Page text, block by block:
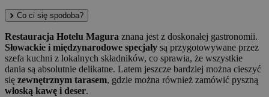
Co ci się spodoba?
Restauracja Hotelu Magura znana jest z doskonałej gastronomii.
Słowackie i międzynarodowe specjały są przygotowywane przez
szefa kuchni z lokalnych składników, co sprawia, że wszystkie
dania są absolutnie delikatne. Latem jeszcze bardziej można cieszyć
się zewnętrznym tarasem, gdzie można również zamówić pyszną
włoską kawę i deser.